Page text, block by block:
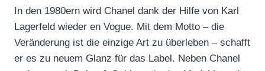
In den 1980ern wird Chanel dank der Hilfe von Karl
Lagerfeld wieder en Vogue. Mit dem Motto – die
Veränderung ist die einzige Art zu überleben – schafft
er es zu neuem Glanz für das Label. Neben Chanel